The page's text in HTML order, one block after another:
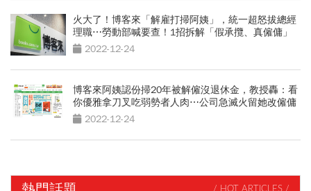
火大了！博客來「解雇打掃阿姨」，統一超怒拔總經
理職⋯勞動部喊要查！1招拆解「假承攬、真僱傭」
2022-12-24
博客來阿姨認份掃20年被解僱沒退休金，教授轟：看
你優雅拿刀叉吃弱勢者人肉⋯公司急滅火留她改僱傭
2022-12-24